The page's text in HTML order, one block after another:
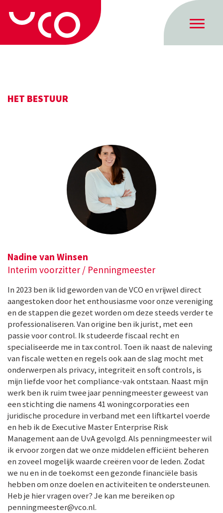
HET BESTUUR
Nadine van Winsen
Interim voorzitter / Penningmeester
In 2023 ben ik lid geworden van de VCO en vrijwel direct
aangestoken door het enthousiasme voor onze vereniging
en de stappen die gezet worden om deze steeds verder te
professionaliseren. Van origine ben ik jurist, met een
passie voor control. Ik studeerde fiscaal recht en
specialiseerde me in tax control. Toen ik naast de naleving
van fiscale wetten en regels ook aan de slag mocht met
onderwerpen als privacy, integriteit en soft controls, is
mijn liefde voor het compliance-vak ontstaan. Naast mijn
werk ben ik ruim twee jaar penningmeester geweest van
een stichting die namens 41 woningcorporaties een
juridische procedure in verband met een liftkartel voerde
en heb ik de Executive Master Enterprise Risk
Management aan de UvA gevolgd. Als penningmeester wil
ik ervoor zorgen dat we onze middelen efficiënt beheren
en zoveel mogelijk waarde creëren voor de leden. Zodat
we nu en in de toekomst een gezonde financiële basis
hebben om onze doelen en activiteiten te ondersteunen.
Heb je hier vragen over? Je kan me bereiken op
penningmeester@vco.nl.